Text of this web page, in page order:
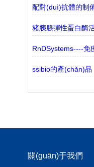
配對(duì)抗體的制
豬胰腺彈性蛋白酶
ssibio的產(chǎn)品
關(guān)于我們